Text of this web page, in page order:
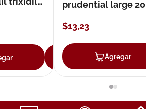
Agregar
prudential large 20
$13,23
Agregar